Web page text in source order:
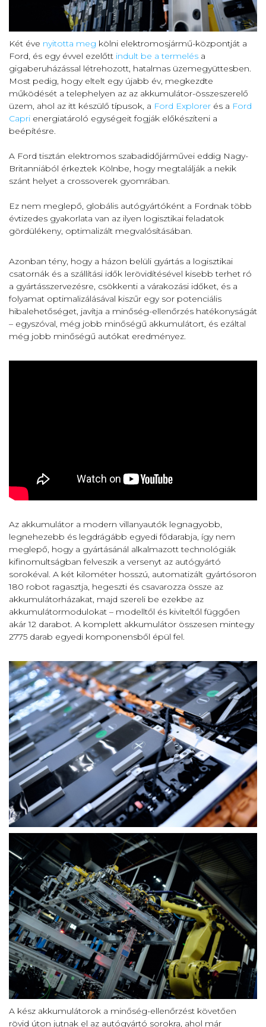
Két éve nyitotta meg kölni elektromosjármű-központját a
Ford, és egy évvel ezelőtt indult be a termelés a
gigaberuházással létrehozott, hatalmas üzemegyüttesben.
Most pedig, hogy eltelt egy újabb év, megkezdte
működését a telephelyen az az akkumulátor-összeszerelő
üzem, ahol az itt készülő típusok, a Ford Explorer és a Ford
Capri energiatároló egységeit fogják előkészíteni a
beépítésre.
A Ford tisztán elektromos szabadidőjárművei eddig Nagy-
Britanniából érkeztek Kölnbe, hogy megtalálják a nekik
szánt helyet a crossoverek gyomrában.
Ez nem meglepő, globális autógyártóként a Fordnak több
évtizedes gyakorlata van az ilyen logisztikai feladatok
gördülékeny, optimalizált megvalósításában.
Azonban tény, hogy a házon belüli gyártás a logisztikai
csatornák és a szállítási idők lerövidítésével kisebb terhet ró
a gyártásszervezésre, csökkenti a várakozási időket, és a
folyamat optimalizálásával kiszűr egy sor potenciális
hibalehetőséget, javítja a minőség-ellenőrzés hatékonyságát
– egyszóval, még jobb minőségű akkumulátort, és ezáltal
még jobb minőségű autókat eredményez.
Az akkumulátor a modern villanyautók legnagyobb,
legnehezebb és legdrágább egyedi fődarabja, így nem
meglepő, hogy a gyártásánál alkalmazott technológiák
kifinomultságban felveszik a versenyt az autógyártó
sorokéval. A két kilométer hosszú, automatizált gyártósoron
180 robot ragasztja, hegeszti és csavarozza össze az
akkumulátorházakat, majd szereli be ezekbe az
akkumulátormodulokat – modelltől és kiviteltől függően
akár 12 darabot. A komplett akkumulátor összesen mintegy
2775 darab egyedi komponensből épül fel.
A kész akkumulátorok a minőség-ellenőrzést követően
rövid úton jutnak el az autógyártó sorokra, ahol már